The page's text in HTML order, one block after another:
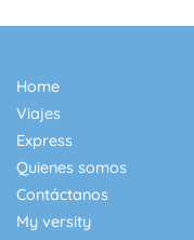
Home
Viajes
Express
Quienes somos
Contáctanos
My versity